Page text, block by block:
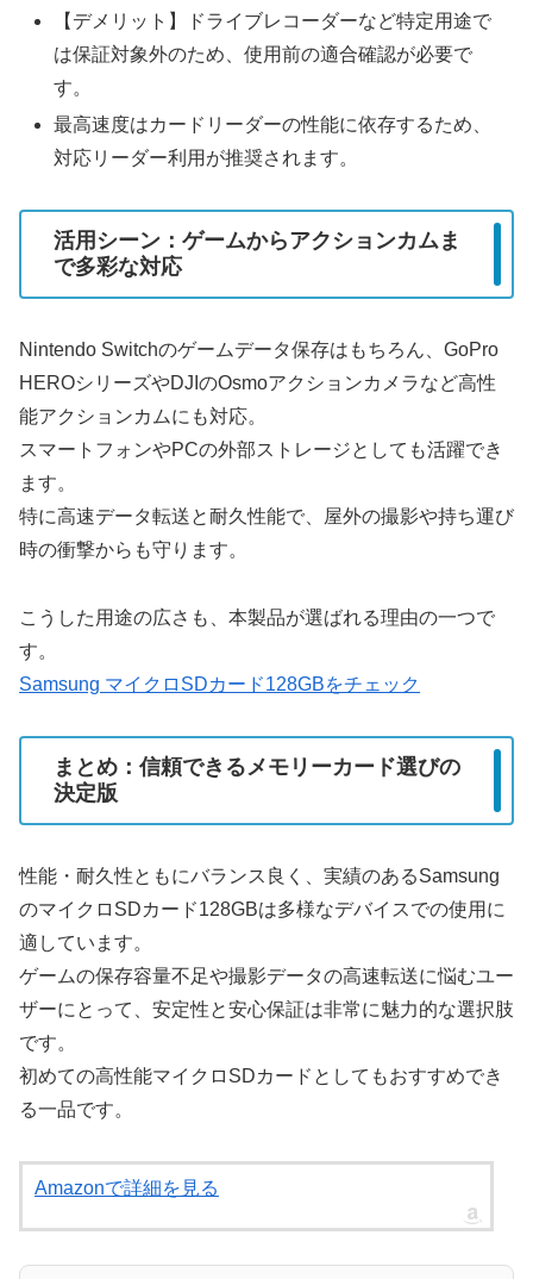
【デメリット】ドライブレコーダーなど特定用途で
は保証対象外のため、使用前の適合確認が必要で
す。
最高速度はカードリーダーの性能に依存するため、
対応リーダー利用が推奨されます。
活用シーン：ゲームからアクションカムま
で多彩な対応
Nintendo Switchのゲームデータ保存はもちろん、GoPro
HEROシリーズやDJIのOsmoアクションカメラなど高性
能アクションカムにも対応。
スマートフォンやPCの外部ストレージとしても活躍でき
ます。
特に高速データ転送と耐久性能で、屋外の撮影や持ち運び
時の衝撃からも守ります。
こうした用途の広さも、本製品が選ばれる理由の一つで
す。
Samsung マイクロSDカード128GBをチェック
まとめ：信頼できるメモリーカード選びの
決定版
性能・耐久性ともにバランス良く、実績のあるSamsung
のマイクロSDカード128GBは多様なデバイスでの使用に
適しています。
ゲームの保存容量不足や撮影データの高速転送に悩むユー
ザーにとって、安定性と安心保証は非常に魅力的な選択肢
です。
初めての高性能マイクロSDカードとしてもおすすめでき
る一品です。
Amazonで詳細を見る